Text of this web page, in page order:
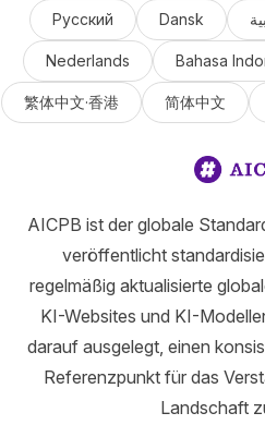
Русский Dansk
Nederlands Bahasa
繁体中文·香港 简体中文
AICPB ist der globale
veröffentlicht
regelmäßig aktualisierte
KI-Websites und KI-
darauf ausgelegt, einen
Referenzpunkt für das
Landschaft